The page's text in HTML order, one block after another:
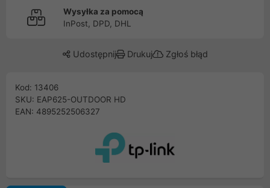
Wysyłka za pomocą
InPost, DPD, DHL
Udostępnij Drukuj Zgłoś błąd
Kod: 13406
SKU: EAP625-OUTDOOR HD
EAN: 4895252506327